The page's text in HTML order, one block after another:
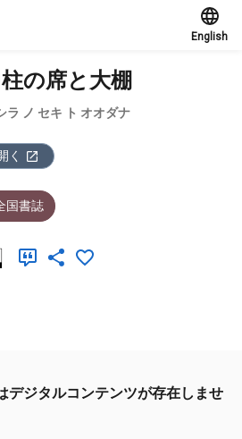
English
の席と大棚
ラ ノ セキ ト オオダナ
く
国書誌
デジタルコンテンツが存在しませ